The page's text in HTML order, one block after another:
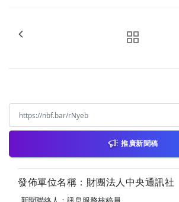
推廣新聞稿
發佈單位名稱：財團法人中央通訊社